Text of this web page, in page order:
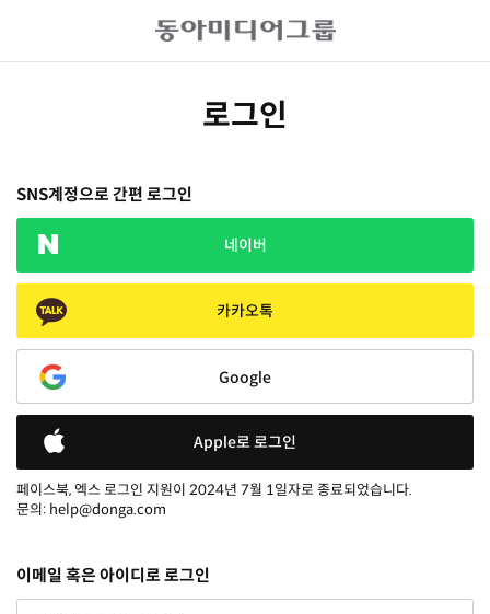
로그인
SNS계정으로 간편 로그인
네이버
카카오톡
Google
Apple로 로그인
페이스북, 엑스 로그인 지원이 2024년 7월 1일자로 종료되었습니다.
문의: help@donga.com
이메일 혹은 아이디로 로그인